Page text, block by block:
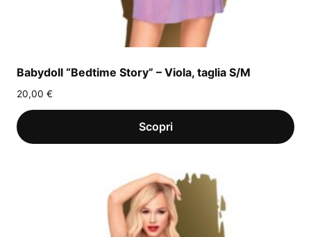
Babydoll “Bedtime Story” – Viola, taglia S/M
20,00 €